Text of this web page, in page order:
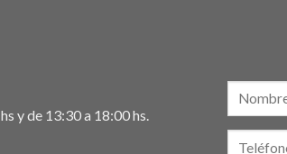
y de 13:30 a 18:00 hs.